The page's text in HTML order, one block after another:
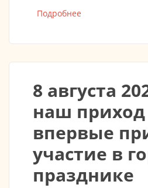
Подробнее
8 августа
наш приход
впервые
участие в
празднике